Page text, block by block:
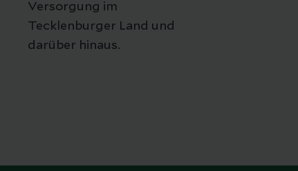
Versorgung im
Tecklenburger Land und
darüber hinaus.